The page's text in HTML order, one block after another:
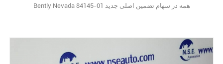
Bently Nevada 84145-01 همه در سهام تضمین اصلی جدید